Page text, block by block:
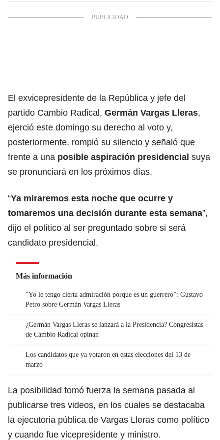
El exvicepresidente de la República y jefe del
partido Cambio Radical, Germán Vargas Lleras,
ejerció este domingo su derecho al voto y,
posteriormente, rompió su silencio y señaló que
frente a una posible aspiración presidencial suya
se pronunciará en los próximos días.
“Ya miraremos esta noche que ocurre y
tomaremos una decisión durante esta semana”,
dijo el político al ser preguntado sobre si será
candidato presidencial.
Más información
“Yo le tengo cierta admiración porque es un guerrero”: Gustavo
Petro sobre Germán Vargas Lleras
¿Germán Vargas Lleras se lanzará a la Presidencia? Congresistas
de Cambio Radical opinan
Los candidatos que ya votaron en estas elecciones del 13 de
marzo
La posibilidad tomó fuerza la semana pasada al
publicarse tres videos, en los cuales se destacaba
la ejecutoria pública de Vargas Lleras como político
y cuando fue vicepresidente y ministro.